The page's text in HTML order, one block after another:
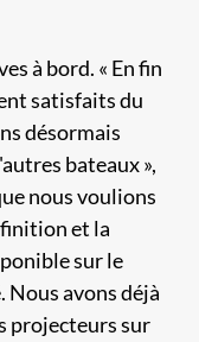
à bord. « En fin
satisfaits du
désormais
bateaux »,
nous voulions
et la
sur le
avons déjà
projecteurs sur